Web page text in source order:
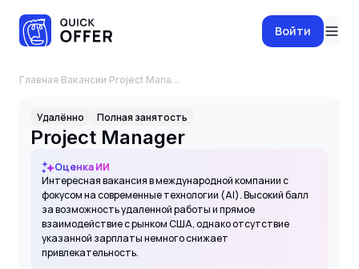
Войти
Главная·Вакансии· Project Manager
Удалённо Полная занятость
Project Manager
Оценка ИИ
Интересная вакансия в международной компании с
фокусом на современные технологии (AI). Высокий балл
за возможность удаленной работы и прямое
взаимодействие с рынком США, однако отсутствие
указанной зарплаты немного снижает
привлекательность.